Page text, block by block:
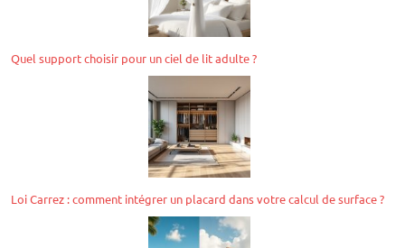
Quel support choisir pour un ciel de lit adulte ?
Loi Carrez : comment intégrer un placard dans votre calcul de surface ?